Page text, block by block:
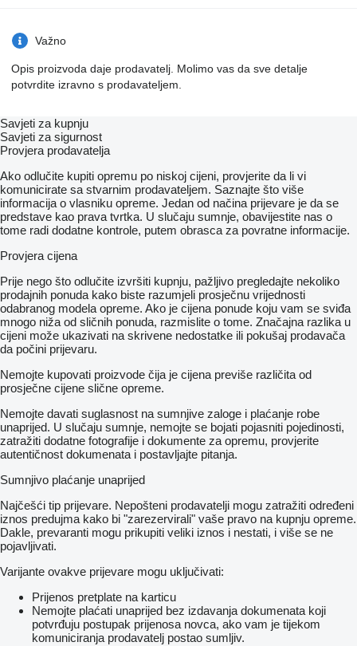
Važno
Opis proizvoda daje prodavatelj. Molimo vas da sve detalje
potvrdite izravno s prodavateljem.
Savjeti za kupnju
Savjeti za sigurnost
Provjera prodavatelja
Ako odlučite kupiti opremu po niskoj cijeni, provjerite da li vi
komunicirate sa stvarnim prodavateljem. Saznajte što više
informacija o vlasniku opreme. Jedan od načina prijevare je da se
predstave kao prava tvrtka. U slučaju sumnje, obavijestite nas o
tome radi dodatne kontrole, putem obrasca za povratne informacije.
Provjera cijena
Prije nego što odlučite izvršiti kupnju, pažljivo pregledajte nekoliko
prodajnih ponuda kako biste razumjeli prosječnu vrijednosti
odabranog modela opreme. Ako je cijena ponude koju vam se sviđa
mnogo niža od sličnih ponuda, razmislite o tome. Značajna razlika u
cijeni može ukazivati ​​na skrivene nedostatke ili pokušaj prodavača
da počini prijevaru.
Nemojte kupovati proizvode čija je cijena previše različita od
prosječne cijene slične opreme.
Nemojte davati suglasnost na sumnjive zaloge i plaćanje robe
unaprijed. U slučaju sumnje, nemojte se bojati pojasniti pojedinosti,
zatražiti dodatne fotografije i dokumente za opremu, provjerite
autentičnost dokumenata i postavljajte pitanja.
Sumnjivo plaćanje unaprijed
Najčešći tip prijevare. Nepošteni prodavatelji mogu zatražiti određeni
iznos predujma kako bi "zarezervirali" vaše pravo na kupnju opreme.
Dakle, prevaranti mogu prikupiti veliki iznos i nestati, i više se ne
pojavljivati.
Varijante ovakve prijevare mogu uključivati:
Prijenos pretplate na karticu
Nemojte plaćati unaprijed bez izdavanja dokumenata koji
potvrđuju postupak prijenosa novca, ako vam je tijekom
komuniciranja prodavatelj postao sumljiv.